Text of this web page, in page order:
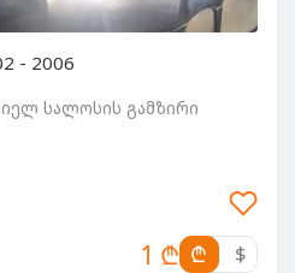
- 2006
სალოსის გამზირი
1 ₾ ₾ $